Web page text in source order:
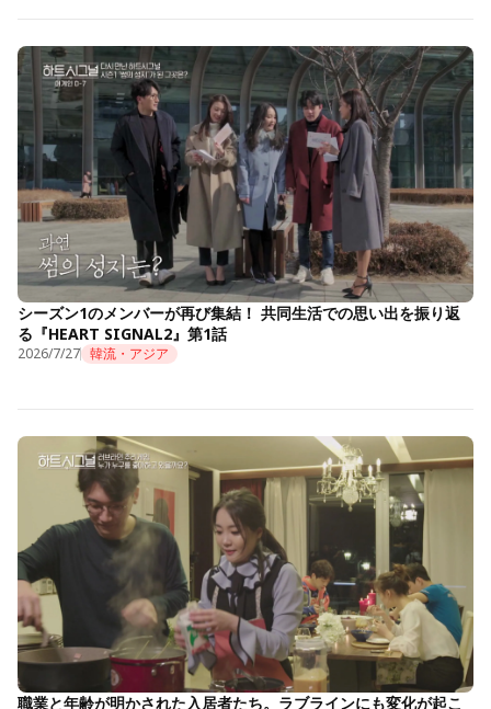
シーズン1のメンバーが再び集結！ 共同生活での思い出を振り返
る『HEART SIGNAL2』第1話
2026/7/27 韓流・アジア
職業と年齢が明かされた入居者たち。ラブラインにも変化が起こ